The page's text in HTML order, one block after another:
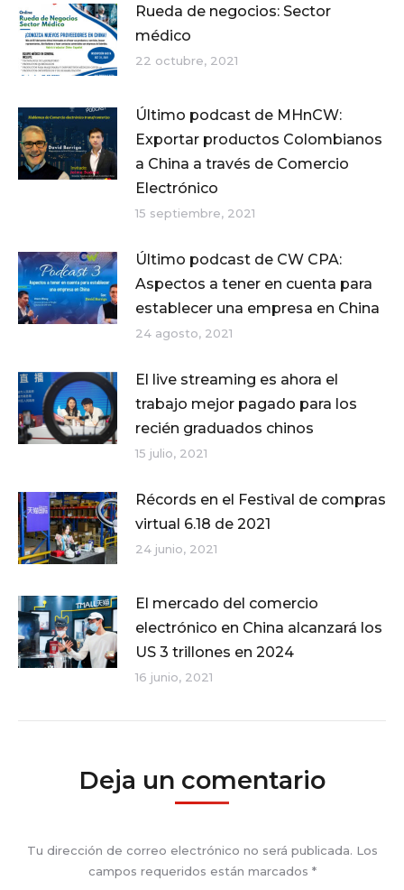
Rueda de negocios: Sector
médico
22 octubre, 2021
Último podcast de MHnCW:
Exportar productos Colombianos
a China a través de Comercio
Electrónico
15 septiembre, 2021
Último podcast de CW CPA:
Aspectos a tener en cuenta para
establecer una empresa en China
24 agosto, 2021
El live streaming es ahora el
trabajo mejor pagado para los
recién graduados chinos
15 julio, 2021
Récords en el Festival de compras
virtual 6.18 de 2021
24 junio, 2021
El mercado del comercio
electrónico en China alcanzará los
US 3 trillones en 2024
16 junio, 2021
Deja un comentario
Tu dirección de correo electrónico no será publicada. Los
campos requeridos están marcados *